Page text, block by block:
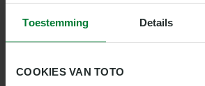
Toestemming Details
COOKIES VAN TOTO
WEDDEN OP ESTORIL
weddenschappen rondom deze
6 FC Alverca
7 Benfica
8 Estrela da Amadora